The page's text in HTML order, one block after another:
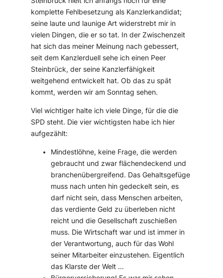
komplette Fehlbesetzung als Kanzlerkandidat;
seine laute und launige Art widerstrebt mir in
vielen Dingen, die er so tat. In der Zwischenzeit
hat sich das meiner Meinung nach gebessert,
seit dem Kanzlerduell sehe ich einen Peer
Steinbrück, der seine Kanzlerfähigkeit
weitgehend entwickelt hat. Ob das zu spät
kommt, werden wir am Sonntag sehen.
Viel wichtiger halte ich viele Dinge, für die die
SPD steht. Die vier wichtigsten habe ich hier
aufgezählt:
Mindestlöhne, keine Frage, die werden
gebraucht und zwar flächendeckend und
branchenübergreifend. Das Gehaltsgefüge
muss nach unten hin gedeckelt sein, es
darf nicht sein, dass Menschen arbeiten,
das verdiente Geld zu überleben nicht
reicht und die Gesellschaft zuschießen
muss. Die Wirtschaft war und ist immer in
der Verantwortung, auch für das Wohl
seiner Mitarbeiter einzustehen. Eigentlich
das Klarste der Welt …